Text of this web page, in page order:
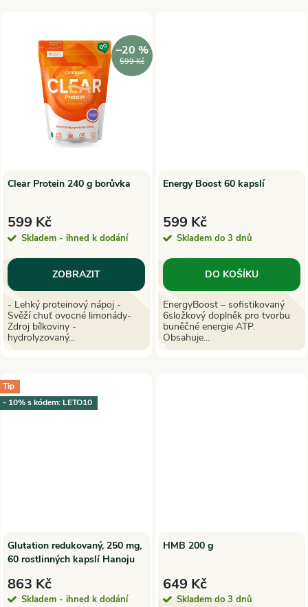
599 Kč
–20 %
Clear Protein 240 g borůvka
599 Kč
Skladem - ihned k dodání
ZOBRAZIT
- Lehký proteinový nápoj -
Svěží chuť ovocné limonády-
Zdroj bílkoviny -
hydrolyzovaný...
Energy Boost 60 kapslí
599 Kč
Skladem do 3 dnů
DO KOŠÍKU
EnergyBoost – sofistikovaný
6složkový doplněk pro tvorbu
buněčné energie ATP.
Obsahuje...
Tip
- 10% s kódem: LETO10
Glutation redukovaný, 250 mg,
60 rostlinných kapslí Hanoju
863 Kč
Skladem - ihned k dodání
HMB 200 g
649 Kč
Skladem do 3 dnů